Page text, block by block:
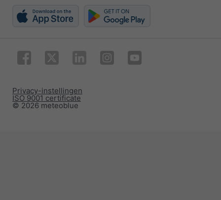
© 2026 meteoblue
ISO 9001 certificate
Privacy-instellingen